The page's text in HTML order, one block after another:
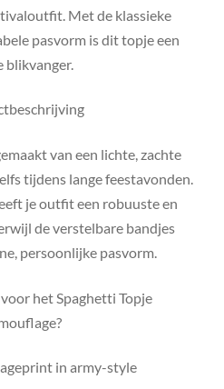
Met de klassieke
pasvorm is dit topje een
blikvanger.
van een lichte, zachte
tijdens lange feestavonden.
je outfit een robuuste en
de verstelbare bandjes
persoonlijke pasvorm.
het Spaghetti Topje
in army-style